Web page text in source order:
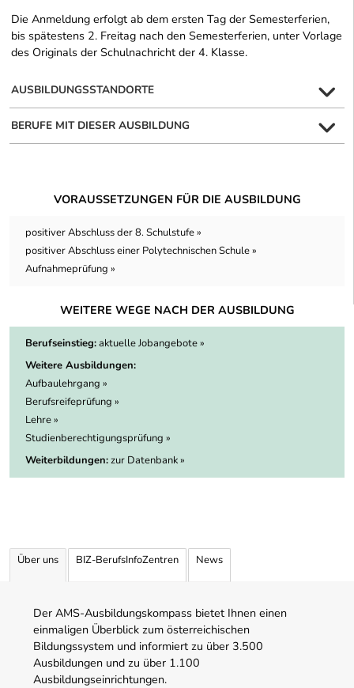
Die Anmeldung erfolgt ab dem ersten Tag der Semesterferien,
bis spätestens 2. Freitag nach den Semesterferien, unter Vorlage
des Originals der Schulnachricht der 4. Klasse.
AUSBILDUNGSSTANDORTE
BERUFE MIT DIESER AUSBILDUNG
VORAUSSETZUNGEN FÜR DIE AUSBILDUNG
positiver Abschluss der 8. Schulstufe »
positiver Abschluss einer Polytechnischen Schule »
Aufnahmeprüfung »
WEITERE WEGE NACH DER AUSBILDUNG
Berufseinstieg:aktuelle Jobangebote »
Weitere Ausbildungen:
Aufbaulehrgang »
Berufsreifeprüfung »
Lehre »
Studienberechtigungsprüfung »
Weiterbildungen:zur Datenbank »
Über uns BIZ-BerufsInfoZentren News
Der AMS-Ausbildungskompass bietet Ihnen einen
einmaligen Überblick zum österreichischen
Bildungssystem und informiert zu über 3.500
Ausbildungen und zu über 1.100
Ausbildungseinrichtungen.